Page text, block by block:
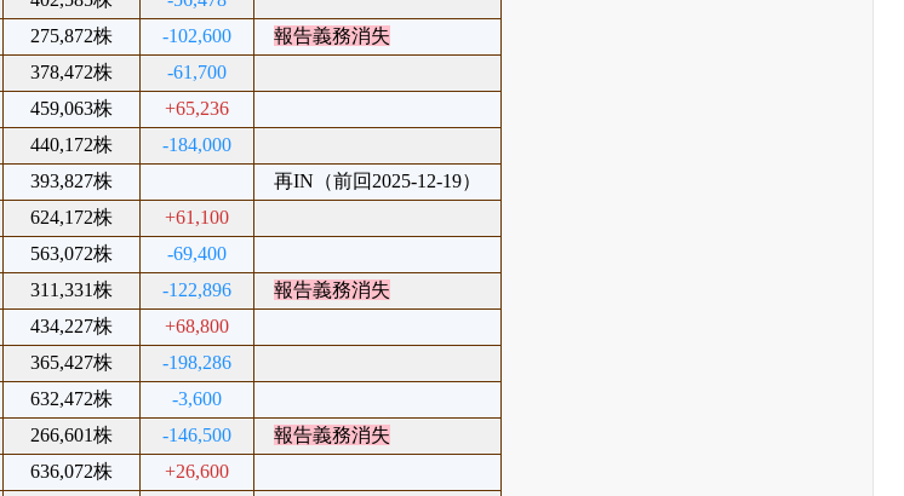
275,872株 -102,600
報告義務消失
378,472株
-61,700
459,063株
+65,236
440,172株
-184,000
393,827株
再IN（前回2025-12-19）
624,172株
+61,100
563,072株
-69,400
311,331株 -122,896
報告義務消失
434,227株
+68,800
365,427株
-198,286
632,472株
-3,600
266,601株 -146,500
報告義務消失
636,072株
+26,600